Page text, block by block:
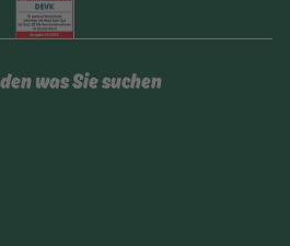
was Sie suchen